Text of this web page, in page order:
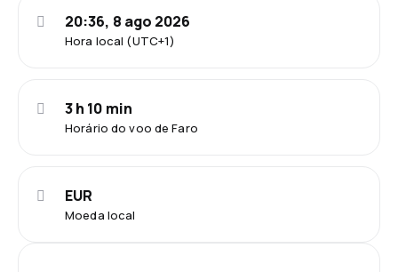
Hora local (UTC+1)
20:36, 8 ago 2026
Horário do voo de Faro
3 h 10 min
Moeda local
EUR